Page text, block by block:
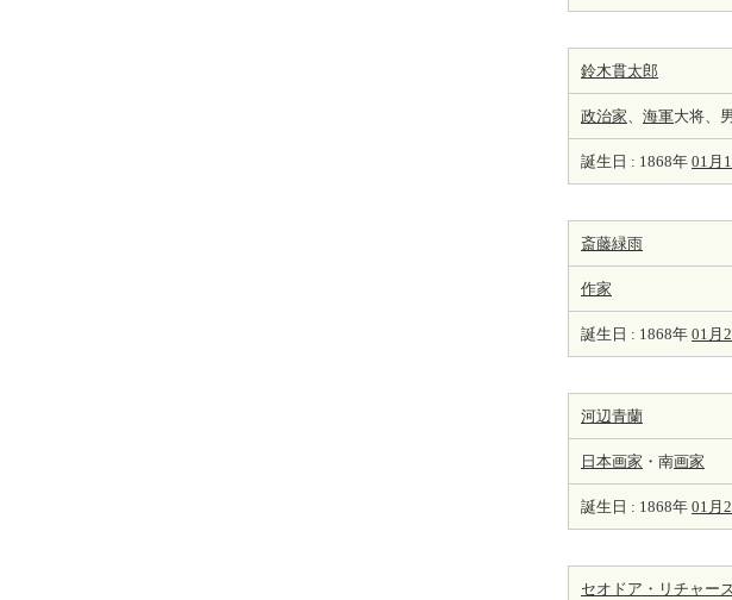
鈴木貫太郎
政治家、 海軍大将、
誕生日 : 1868年 01月
斎藤緑雨
作家
誕生日 : 1868年 01月
河辺青蘭
日本画家 ・南画家
誕生日 : 1868年 01月
セオドア・リチャー